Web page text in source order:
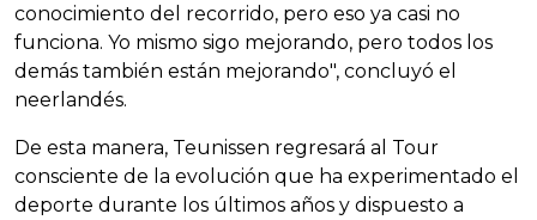
conocimiento del recorrido, pero eso ya casi no
funciona. Yo mismo sigo mejorando, pero todos los
demás también están mejorando", concluyó el
neerlandés.
De esta manera, Teunissen regresará al Tour
consciente de la evolución que ha experimentado el
deporte durante los últimos años y dispuesto a